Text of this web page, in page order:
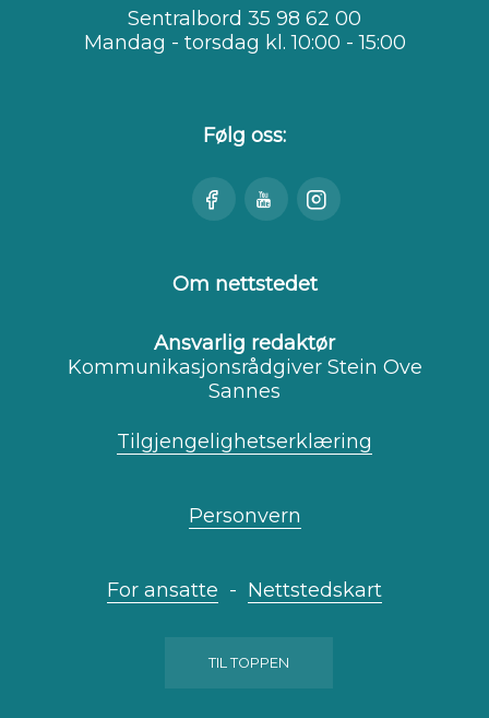
Sentralbord 35 98 62 00
Mandag - torsdag kl. 10:00 - 15:00
Følg oss:
Besøk Se
Youtube
Besøk
Instagram
Om nettstedet
Ansvarlig redaktør
Kommunikasjonsrådgiver Stein Ove
Sannes
Tilgjengelighetserklæring
Personvern
For ansatte - Nettstedskart
TIL TOPPEN